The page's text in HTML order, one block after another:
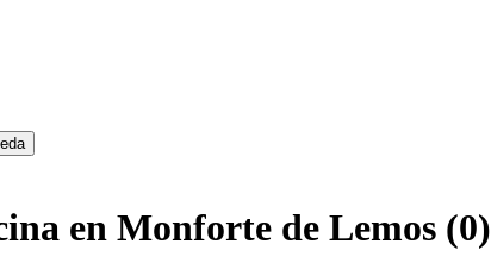
en Monforte de Lemos (0)